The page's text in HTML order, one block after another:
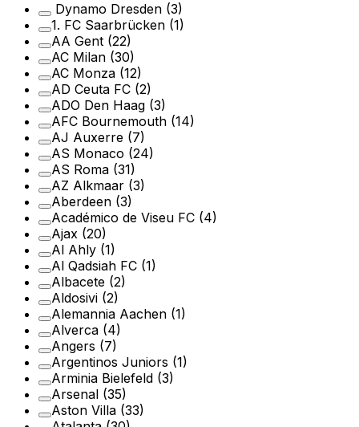
Dynamo Dresden (3)
1. FC Saarbrücken (1)
AA Gent (22)
AC Milan (30)
AC Monza (12)
AD Ceuta FC (2)
ADO Den Haag (3)
AFC Bournemouth (14)
AJ Auxerre (7)
AS Monaco (24)
AS Roma (31)
AZ Alkmaar (3)
Aberdeen (3)
Académico de Viseu FC (4)
Ajax (20)
Al Ahly (1)
Al Qadsiah FC (1)
Albacete (2)
Aldosivi (2)
Alemannia Aachen (1)
Alverca (4)
Angers (7)
Argentinos Juniors (1)
Arminia Bielefeld (3)
Arsenal (35)
Aston Villa (33)